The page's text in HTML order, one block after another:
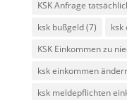
KSK Anfrage
ksk bußgeld(7) ksk
KSK Einkommen zu
ksk einkommen
ksk meldepflichten